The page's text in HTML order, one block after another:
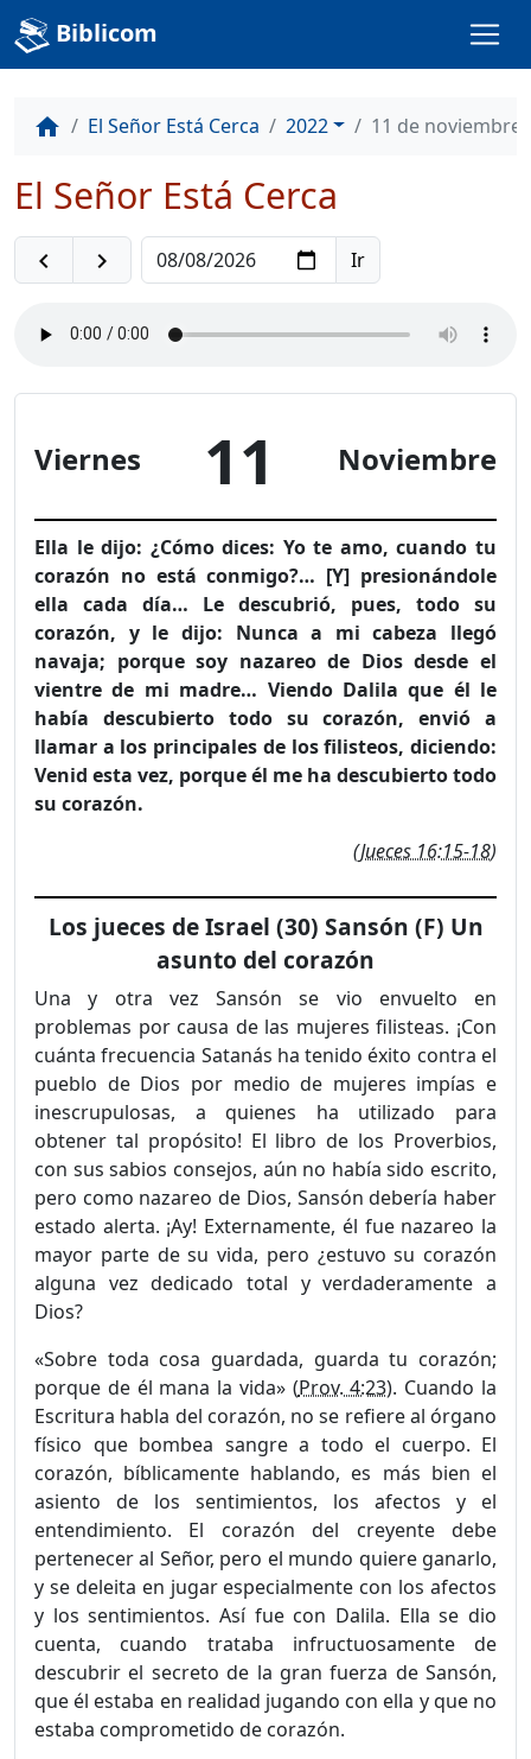
Biblicom
home El Señor Está Cerca 2022 11 de noviembre
El Señor Está Cerca
navigate_before navigate_next
Viernes 11 Noviembre
Ella le dijo: ¿Cómo dices: Yo te amo, cuando tu
corazón no está conmigo?… [Y] presionándole
ella cada día… Le descubrió, pues, todo su
corazón, y le dijo: Nunca a mi cabeza llegó
navaja; porque soy nazareo de Dios desde el
vientre de mi madre… Viendo Dalila que él le
había descubierto todo su corazón, envió a
llamar a los principales de los filisteos, diciendo:
Venid esta vez, porque él me ha descubierto todo
su corazón.
(Jueces 16:15-18)
Los jueces de Israel (30) Sansón (F) Un
asunto del corazón
Una y otra vez Sansón se vio envuelto en
problemas por causa de las mujeres filisteas. ¡Con
cuánta frecuencia Satanás ha tenido éxito contra el
pueblo de Dios por medio de mujeres impías e
inescrupulosas, a quienes ha utilizado para
obtener tal propósito! El libro de los Proverbios,
con sus sabios consejos, aún no había sido escrito,
pero como nazareo de Dios, Sansón debería haber
estado alerta. ¡Ay! Externamente, él fue nazareo la
mayor parte de su vida, pero ¿estuvo su corazón
alguna vez dedicado total y verdaderamente a
Dios?
«Sobre toda cosa guardada, guarda tu corazón;
porque de él mana la vida» (Prov. 4:23). Cuando la
Escritura habla del corazón, no se refiere al órgano
físico que bombea sangre a todo el cuerpo. El
corazón, bíblicamente hablando, es más bien el
asiento de los sentimientos, los afectos y el
entendimiento. El corazón del creyente debe
pertenecer al Señor, pero el mundo quiere ganarlo,
y se deleita en jugar especialmente con los afectos
y los sentimientos. Así fue con Dalila. Ella se dio
cuenta, cuando trataba infructuosamente de
descubrir el secreto de la gran fuerza de Sansón,
que él estaba en realidad jugando con ella y que no
estaba comprometido de corazón.